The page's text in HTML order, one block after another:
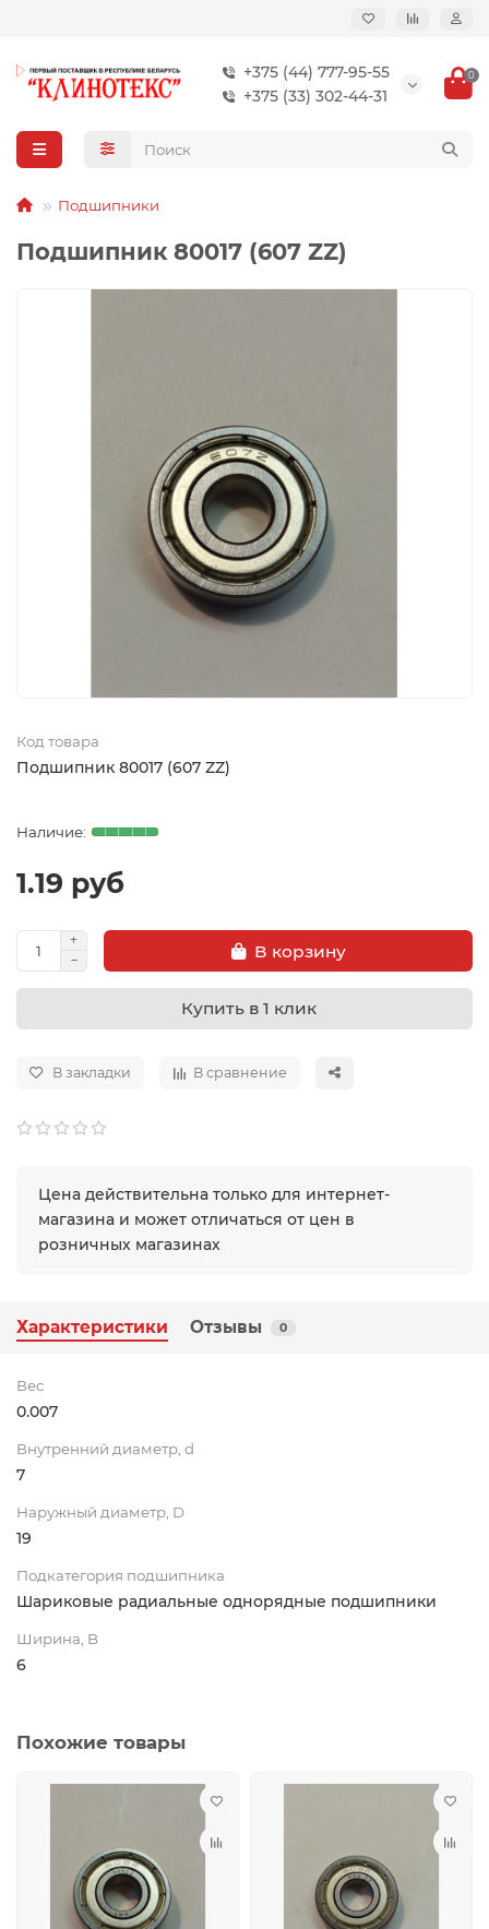
+375 (44) 777-95-55
+375 (33) 302-44-31
0
Подшипники
Подшипник 80017 (607 ZZ)
Код товара
Подшипник 80017 (607 ZZ)
1.19 руб
В корзину
Купить в 1 клик
В закладки В сравнение
Цена действительна только для интернет-
магазина и может отличаться от цен в
розничных магазинах
Характеристики Отзывы 0
Вес
0.007
Внутренний диаметр, d
7
Наружный диаметр, D
19
Подкатегория подшипника
Шариковые радиальные однорядные подшипники
Ширина, B
6
Похожие товары